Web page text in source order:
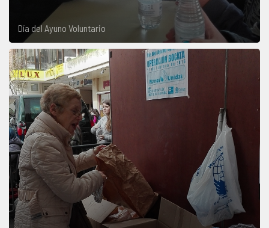
Día del Ayuno Voluntario